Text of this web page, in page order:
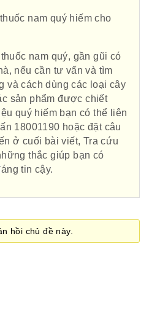
nam quý hiếm cho
nam quý, gần gũi có
nếu cần tư vấn và tìm
và cách dùng các loại cây
sản phẩm được chiết
quý hiếm bạn có thể liên
18001190 hoặc đặt câu
ở cuối bài viết, Tra cứu
thắc giúp bạn có
tin cậy.
hồi chủ đề này.
Liên minh Châu Âu tại
viện tư nhân Việt